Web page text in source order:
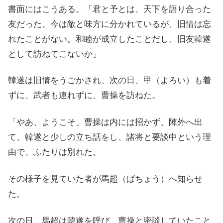
書面にはこうある。「君と予とは、天下を語り合った
友だった。今は敵と味方に分かれているが、旧情は忘
れたことがない。和睦が成立したことだし、旧友韓遂
として訪ねてこないか」
韓遂は旧情をうごかされ、次の日、甲（よろい）も着
ずに、武者も連れずに、曹操を訪ねた。
「やあ、ようこそ」曹操は内には招かず、陣外へ出
て、韓遂と少しの立ち話をし、諸将と要談中という理
由で、ふたりは別れた。
その様子を見ていた者が馬超（ばちょう）へ知らせ
た。
次の日、馬超は韓遂を呼び、曹操と密談していたこと